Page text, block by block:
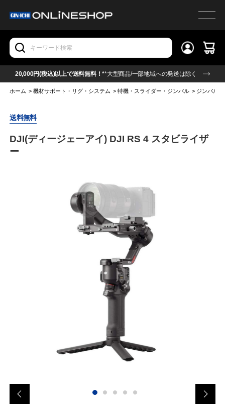
20,000円(税込)以上で送料無料！**大型商品/一部地域への発送は除く
ホーム >機材サポート・リグ・システム >特機・スライダー・ジンバル > ジンバル
送料無料
DJI(ディージェーアイ) DJI RS 4 スタビライザ
ー